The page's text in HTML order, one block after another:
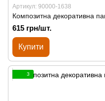
Артикул: 90000-1638
Композитна декоративна
615 грн/шт.
Купити
3